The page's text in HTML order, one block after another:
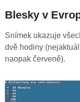
Blesky v
Snímek ukazuje
dvě hodiny
naopak červeně).